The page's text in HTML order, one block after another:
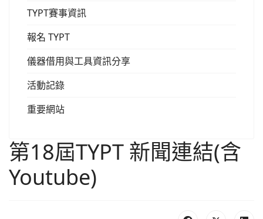
TYPT賽事資訊
報名 TYPT
儀器借用與工具資訊分享
活動記錄
重要網站
第18屆TYPT 新聞連結(含
Youtube)